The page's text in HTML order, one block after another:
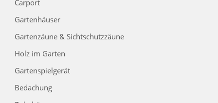
Carport
Gartenhäuser
Gartenzäune & Sichtschutzzäune
Holz im Garten
Gartenspielgerät
Bedachung